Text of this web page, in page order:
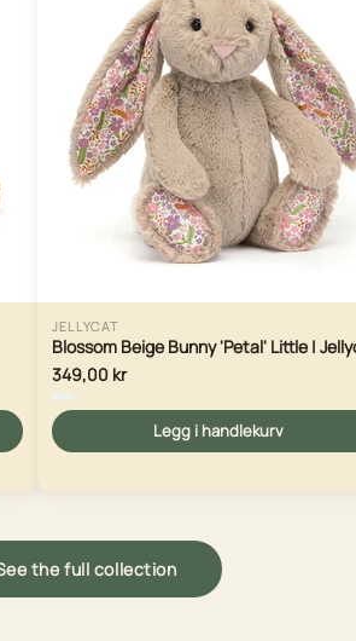
JELLYCAT
Blossom Beige Bunny 'Petal' Little |
349,00 kr
Legg i handlekurv
the full collection